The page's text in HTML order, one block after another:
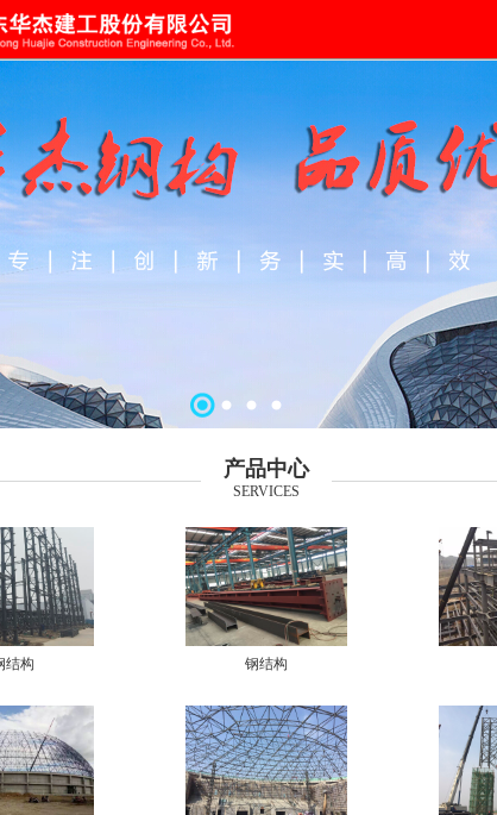
产品中心
SERVICES
结构 钢结构